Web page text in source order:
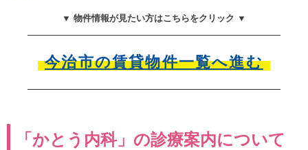
▼ 物件情報が見たい方はこちらをクリック ▼
今治市の賃貸物件一覧へ進む
「かとう内科」の診療案内について